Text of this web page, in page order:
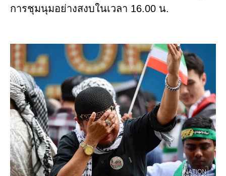
การชุมนุมอย่างสงบในเวลา 16.00 น.